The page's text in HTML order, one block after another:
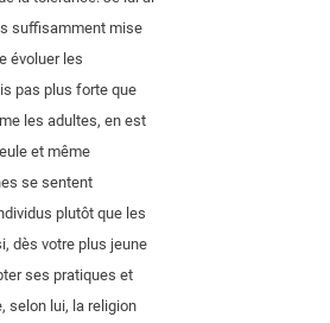
suffisamment mise
évoluer les
pas plus forte que
les adultes, en est
et même
se sentent
plutôt que les
dès votre plus jeune
ses pratiques et
selon lui, la religion